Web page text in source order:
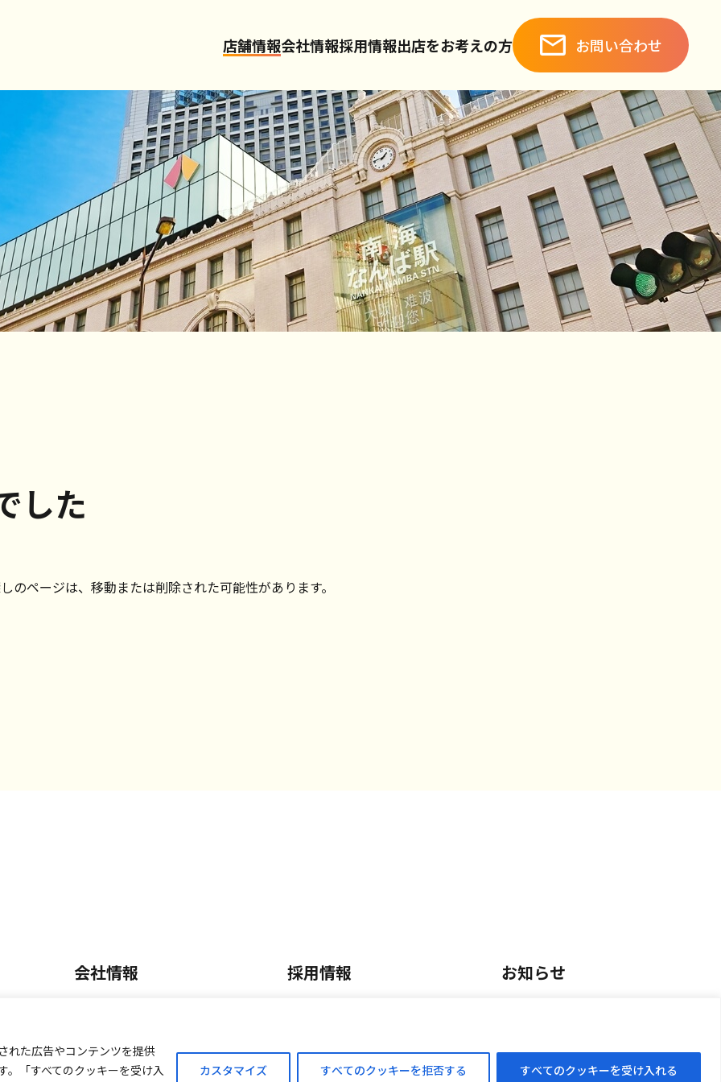
れた広告やコンテンツを提供
「すべてのクッキーを受け入
カスタマイズ すべてのクッキーを拒否する すべてのクッキーを受け入れる
店舗情報会社情報採用情報出店をお考えの方 お問い合わせ
した
のページは、移動または削除された可能性があります。
内
会社情報
事業内容
外商販売
採用情報 お知らせ